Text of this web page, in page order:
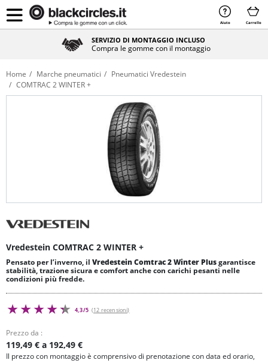
Aiuto Carrello
SERVIZIO DI MONTAGGIO INCLUSO
Compra le gomme con il montaggio
Home Marche pneumatici
Pneumatici Vredestein
COMTRAC 2 WINTER +
Vredestein COMTRAC 2 WINTER +
Pensato per l’inverno, il Vredestein Comtrac 2 Winter Plusgarantisce
stabilità, trazione sicura e comfort anche con carichi pesanti nelle
condizioni più fredde.
4,3/5 (12 recensioni)
Prezzo da :
119,49 € a 192,49 €
Il prezzo con montaggio è comprensivo di prenotazione con data ed orario,